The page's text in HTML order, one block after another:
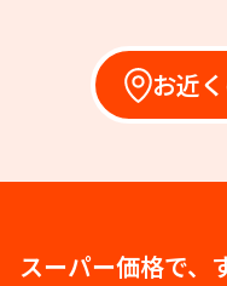
お近
スーパー価格で、